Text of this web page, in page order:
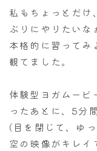
私もちょっとだけ
ぶりにやりたいな
本格的に習ってみ
観てました。
体験型ヨガムービ
ったあとに、5分
(目を閉じて、ゆ
空の映像がキレイ